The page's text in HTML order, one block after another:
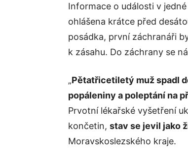
Informace o události v
ohlášena krátce před
posádka, první záchranáři
k zásahu. Do záchrany se
„Pětatřicetiletý muž spadl
popáleniny a poleptání na
Prvotní lékařské vyšetření
končetin, stav se jevil jako
Moravskoslezského kraje.